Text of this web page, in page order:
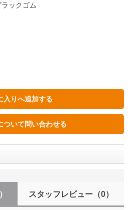
ックゴム
スタッフレビュー（0）